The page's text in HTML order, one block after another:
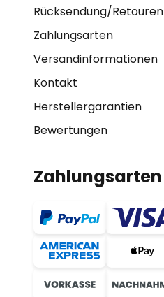
Rücksendung/Retouren
Zahlungsarten
Versandinformationen
Kontakt
Herstellergarantien
Bewertungen
Zahlungsarten